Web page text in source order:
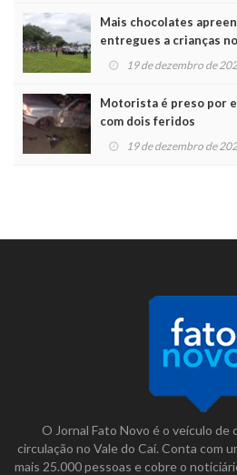
Mais chocolates
entregues a crianças
19 de dezembro de
Motorista é preso por
com dois feridos
19 de dezembro de
O Jornal Fato Novo é o veículo de
circulação no Vale do Caí. Conta com
mais 25.000 pessoas e cobre o